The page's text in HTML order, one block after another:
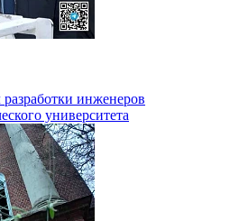
инженеров
университета